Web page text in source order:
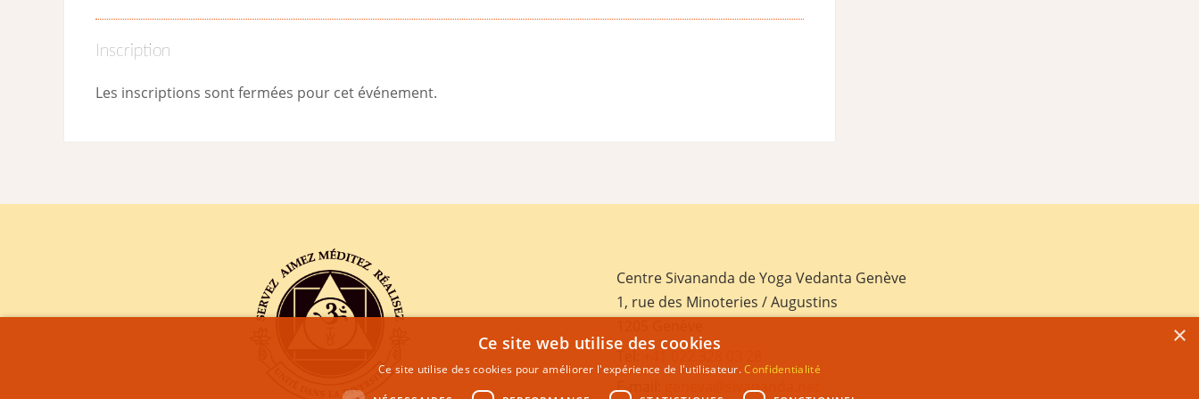
Inscription
Les inscriptions sont fermées pour cet événement.
Centre Sivananda de Yoga Vedanta Genève
1, rue des Minoteries / Augustins
E-mail:
geneva@sivananda.net
×
Ce site web utilise des cookies
Ce site utilise des cookies pour améliorer l'expérience de l'utilisateur.Confidentialité